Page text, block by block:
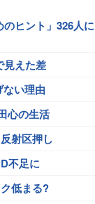
のヒント」326人に
見えた差
い理由
心の生活
射区押し
不足に
低まる?